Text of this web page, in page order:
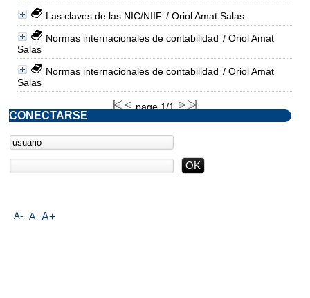
Las claves de las NIC/NIIF / Oriol Amat Salas
Normas internacionales de contabilidad / Oriol Amat
Salas
Normas internacionales de contabilidad / Oriol Amat
Salas
page 1/1
A- A A+
CONECTARSE